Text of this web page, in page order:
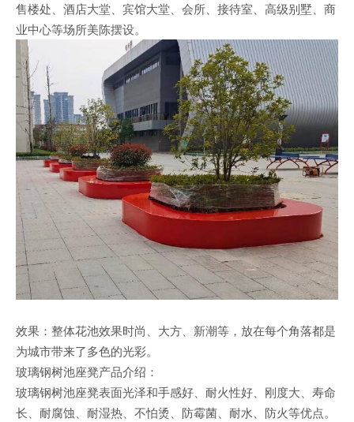
售楼处、酒店大堂、宾馆大堂、会所、接待室、高级别墅、商
业中心等场所美陈摆设。
效果：整体花池效果时尚、大方、新潮等，放在每个角落都是
为城市带来了多色的光彩。
玻璃钢树池座凳产品介绍：
玻璃钢树池座凳表面光泽和手感好、耐火性好、刚度大、寿命
长、耐腐蚀、耐湿热、不怕烫、防霉菌、耐水、防火等优点。